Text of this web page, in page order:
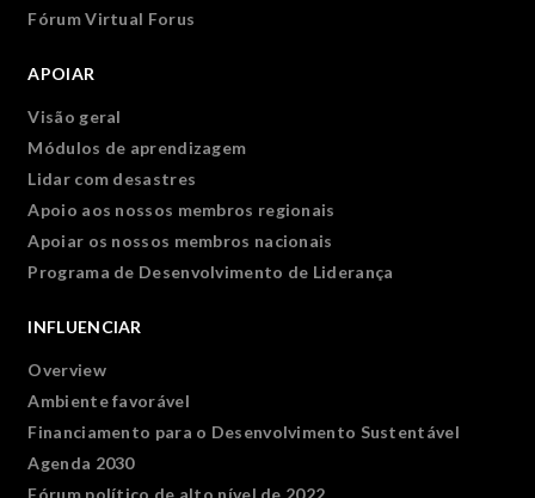
Fórum Virtual Forus
APOIAR
Visão geral
Módulos de aprendizagem
Lidar com desastres
Apoio aos nossos membros regionais
Apoiar os nossos membros nacionais
Programa de Desenvolvimento de Liderança
INFLUENCIAR
Overview
Ambiente favorável
Financiamento para o Desenvolvimento Sustentável
Agenda 2030